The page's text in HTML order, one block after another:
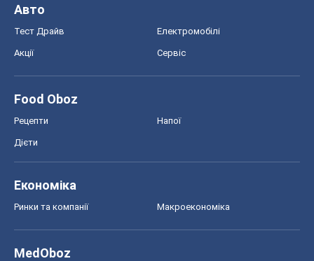
Авто
Тест Драйв Електромобілі
Акції Сервіс
Food Oboz
Рецепти Напої
Дієти
Економіка
Ринки та компанії Макроекономіка
MedOboz